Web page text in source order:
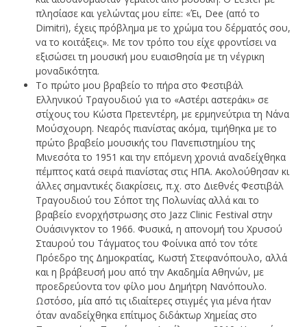
πλησίασε και γελώντας μου είπε: «Έι, Dee (από το
Dimitri), έχεις πρόβλημα με το χρώμα του δέρματός σου,
να το κοιτάξεις». Με τον τρόπο του είχε φροντίσει να
εξισώσει τη μουσική μου ευαισθησία με τη νέγρικη
μοναδικότητα.
Το πρώτο μου βραβείο το πήρα στο Φεστιβάλ
Ελληνικού Τραγουδιού για το «Αστέρι αστεράκι» σε
στίχους του Κώστα Πρετεντέρη, με ερμηνεύτρια τη Νάνα
Μούσχουρη. Νεαρός πιανίστας ακόμα, τιμήθηκα με το
πρώτο βραβείο μουσικής του Πανεπιστημίου της
Mινεσότα το 1951 και την επόμενη χρονιά αναδείχθηκα
πέμπτος κατά σειρά πιανίστας στις ΗΠΑ. Ακολούθησαν κι
άλλες σημαντικές διακρίσεις, π.χ. στο Διεθνές Φεστιβάλ
Τραγουδιού του Σόποτ της Πολωνίας αλλά και το
βραβείο ενορχήστρωσης στο Jazz Clinic Festival στην
Ουάσινγκτον το 1966. Φυσικά, η απονομή του Χρυσού
Σταυρού του Τάγματος του Φοίνικα από τον τότε
Πρόεδρο της Δημοκρατίας, Κωστή Στεφανόπουλο, αλλά
και η βράβευσή μου από την Ακαδημία Αθηνών, με
προεδρεύοντα τον φίλο μου Δημήτρη Νανόπουλο.
Ωστόσο, μία από τις ιδιαίτερες στιγμές για μένα ήταν
όταν αναδείχθηκα επίτιμος διδάκτωρ Χημείας στο